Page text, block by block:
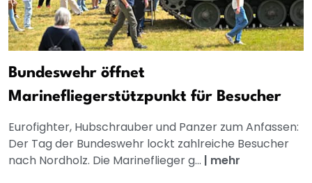
Bundeswehr öffnet
Marinefliegerstützpunkt für Besucher
Eurofighter, Hubschrauber und Panzer zum Anfassen:
Der Tag der Bundeswehr lockt zahlreiche Besucher
nach Nordholz. Die Marineflieger g... | mehr